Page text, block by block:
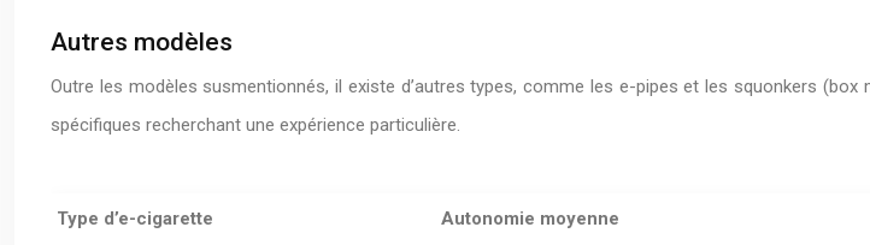
Autres modèles
Outre les modèles susmentionnés, il existe d’autres types, comme les e-pipes et les squonkers
spécifiques recherchant une expérience particulière.
Type d’e-cigarette Autonomie moyenne